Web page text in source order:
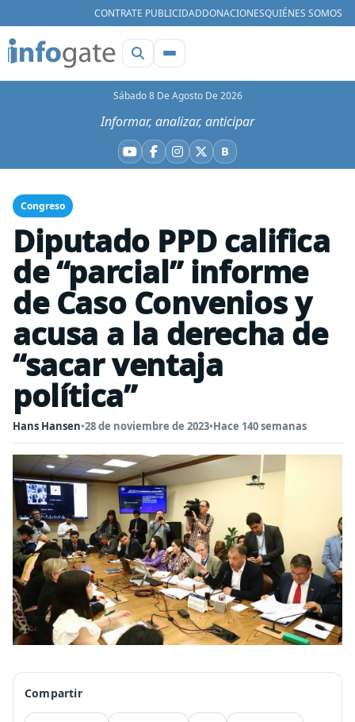
CONTRATE PUBLICIDADDONACIONESQUIÉNES SOMOS
Sábado 8 De Agosto De 2026
Informar, analizar, anticipar
YouTube
Facebook
Instagram
X BBluesky
Congreso
Diputado PPD califica
de “parcial” informe
de Caso Convenios y
acusa a la derecha de
“sacar ventaja
política”
Hans Hansen•28 de noviembre de 2023•Hace 140 semanas
Compartir